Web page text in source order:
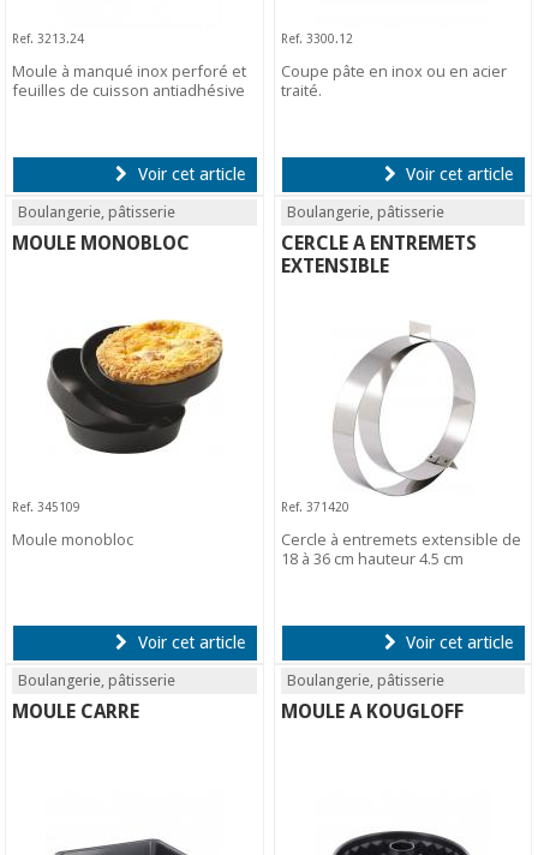
Ref. 3213.24
Moule à manqué inox perforé et
feuilles de cuisson antiadhésive
Voir cet article
Ref. 3300.12
Coupe pâte en inox ou en acier
traité.
Voir cet article
Boulangerie, pâtisserie
MOULE MONOBLOC
Ref. 345109
Moule monobloc
Voir cet article
Boulangerie, pâtisserie
CERCLE A ENTREMETS
EXTENSIBLE
Ref. 371420
Cercle à entremets extensible de
18 à 36 cm hauteur 4.5 cm
Voir cet article
Boulangerie, pâtisserie
MOULE CARRE
Boulangerie, pâtisserie
MOULE A KOUGLOFF